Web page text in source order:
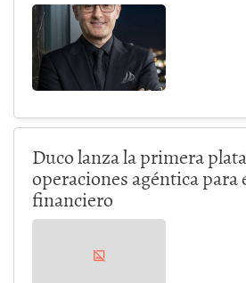
Duco lanza la primera
operaciones agéntica para
financiero